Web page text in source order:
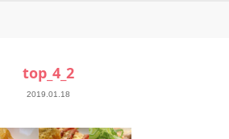
top_4_2
2019.01.18